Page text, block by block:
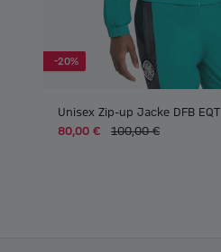
-20%
Unisex Zip-up Jacke DFB EQT
80,00 €
100,00 €